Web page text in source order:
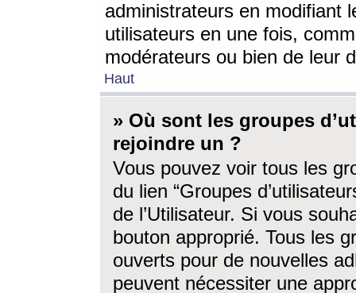
administrateurs en modifiant
utilisateurs en une fois,
modérateurs ou bien de leur
Haut
» Où sont les groupes
rejoindre un ?
Vous pouvez voir tous les
du lien “Groupes
de l’Utilisateur. Si vous
bouton approprié. Tous les
ouverts pour de nouvelles
peuvent nécessiter une